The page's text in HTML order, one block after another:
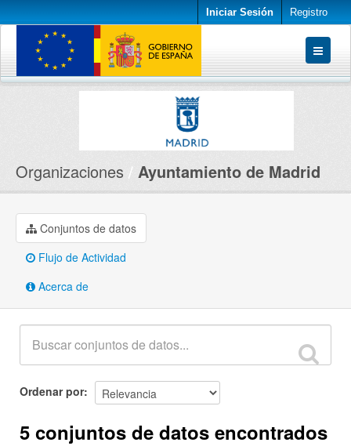
Iniciar Sesión Registro
Conjuntos de datos
Organizaciones Ayuntamiento de Madrid
Conjuntos de datos
Flujo de Actividad
Acerca de
Ordenar por
5 conjuntos de datos encontrados